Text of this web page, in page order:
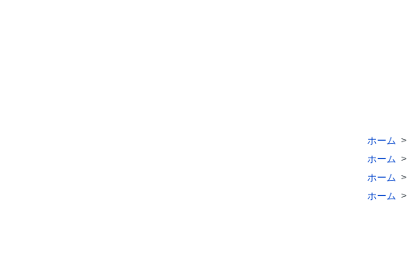
ホーム >
ホーム >
ホーム >
ホーム >